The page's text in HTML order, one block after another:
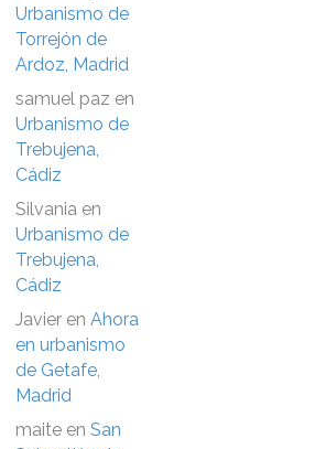
Urbanismo de
Torrejón de
Ardoz, Madrid
samuel paz en
Urbanismo de
Trebujena,
Cádiz
Silvania en
Urbanismo de
Trebujena,
Cádiz
Javier en Ahora
en urbanismo
de Getafe,
Madrid
maite en San